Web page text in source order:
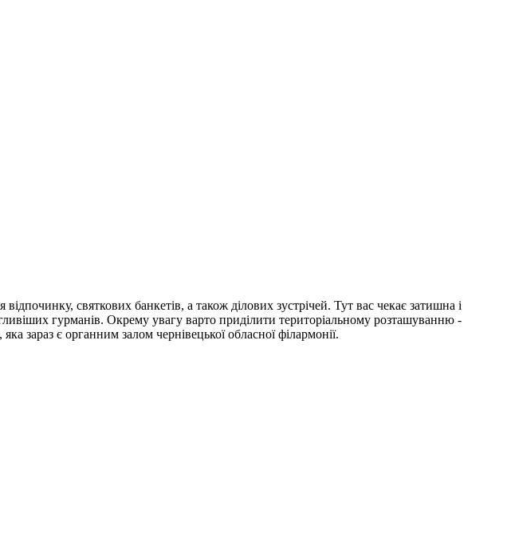
святкових банкетів, а також ділових зустрічей. Тут вас чекає затишна і
гурманів. Окрему увагу варто приділити територіальному розташуванню -
зараз є органним залом чернівецької обласної філармонії.